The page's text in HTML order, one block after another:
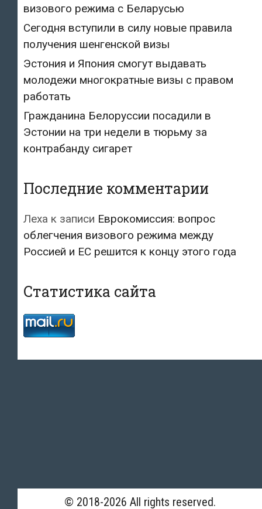
визового режима с Беларусью
Сегодня вступили в силу новые правила
получения шенгенской визы
Эстония и Япония смогут выдавать
молодежи многократные визы с правом
работать
Гражданина Белоруссии посадили в
Эстонии на три недели в тюрьму за
контрабанду сигарет
Последние комментарии
Леха к записи Еврокомиссия: вопрос
облегчения визового режима между
Россией и ЕС решится к концу этого года
Статистика сайта
© 2018-2026 All rights reserved.